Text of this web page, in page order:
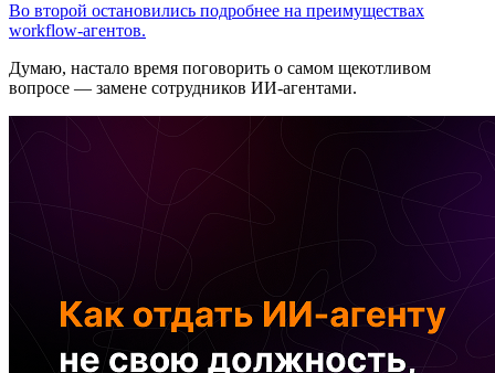
Во второй остановились подробнее на преимуществах
workflow-агентов.
Думаю, настало время поговорить о самом щекотливом
вопросе — замене сотрудников ИИ-агентами.